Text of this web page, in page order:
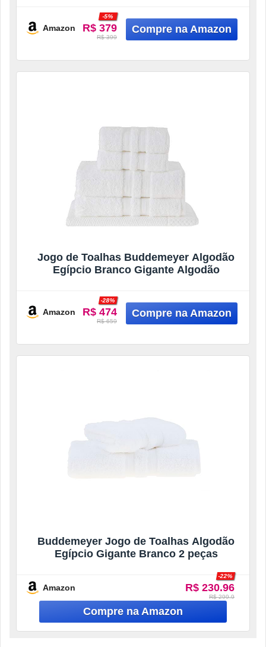
Amazon R$ 379
-5%
R$ 399
Jogo de Toalhas Buddemeyer Algodão
Egípcio Branco Gigante Algodão
Amazon R$ 474
-28%
R$ 659
Buddemeyer Jogo de Toalhas Algodão
Egípcio Gigante Branco 2 peças
Amazon R$ 230.96
-22%
R$ 299.9